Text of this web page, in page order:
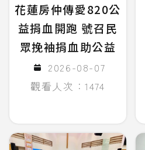
花蓮房仲傳愛820公
益捐血開跑 號召民
眾挽袖捐血助公益
2026-08-07
觀看人次：1474